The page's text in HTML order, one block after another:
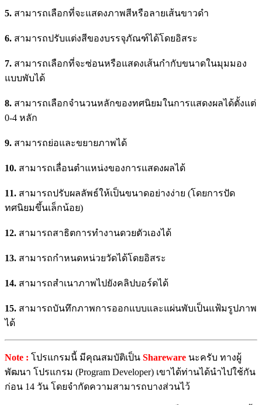
5. สามารถเลือกที่จะแสดงภาพสีหรือลายเส้นขาวดำ
6. สามารถปรับแต่งสีของบรรจุภัณฑ์ได้โดยอิสระ
7. สามารถเลือกที่จะซ่อนหรือแสดงเส้นกำกับขนาดในมุมมอง
แบบพับได้
8. สามารถเลือกจำนวนหลักของทศนิยมในการแสดงผลได้ตั้งแต่
0-4 หลัก
9. สามารถย่อและขยายภาพได้
10. สามารถเลื่อนตำแหน่งของการแสดงผลได้
11. สามารถปรับผลลัพธ์ให้เป็นขนาดอย่างง่าย (โดยการปัด
ทศนิยมขึ้นเล็กน้อย)
12. สามารถสาธิตการทำงานดวยตัวเองได้
13. สามารถกำหนดหน่วยวัดได้โดยอิสระ
14. สามารถสำเนาภาพไปยังคลิปบอร์ดได้
15. สามารถบันทึกภาพการออกแบบและแผ่นพับเป็นแฟ้มรูปภาพ
ได้
Note : โปรแกรมนี้ มีคุณสมบัติเป็น Shareware นะครับ ทางผู้
พัฒนา โปรแกรม (Program Developer) เขาได้ท่านได้นำไปใช้กัน
ก่อน 14 วัน โดยจำกัดความสามารถบางส่วนไว้